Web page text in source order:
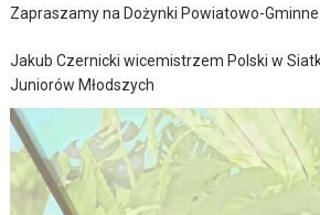
Zapraszamy na Dożynki Powiatowo-Gminne
Jakub Czernicki wicemistrzem Polski w
Juniorów Młodszych